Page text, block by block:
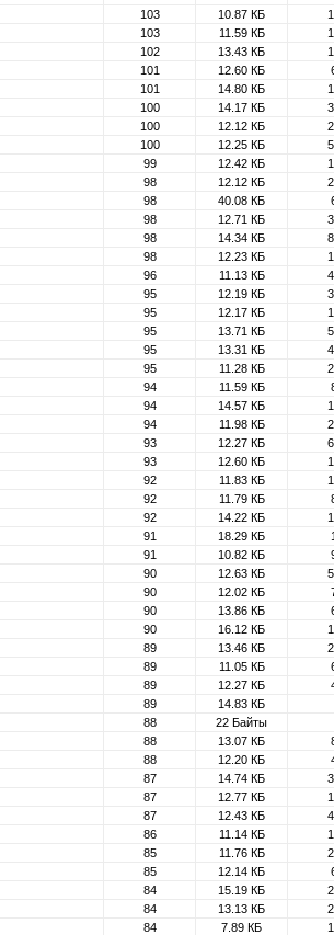
103 10.87 КБ
103 11.59 КБ
102 13.43 КБ
101 12.60 КБ
101 14.80 КБ
100 14.17 КБ
100 12.12 КБ
100 12.25 КБ
99 12.42 КБ
98 12.12 КБ
98 40.08 КБ
98 12.71 КБ
98 14.34 КБ
98 12.23 КБ
96 11.13 КБ
95 12.19 КБ
95 12.17 КБ
95 13.71 КБ
95 13.31 КБ
95 11.28 КБ
94 11.59 КБ
94 14.57 КБ
94 11.98 КБ
93 12.27 КБ
93 12.60 КБ
92 11.83 КБ
92 11.79 КБ
92 14.22 КБ
91 18.29 КБ
1
91 10.82 КБ
90 12.63 КБ
90 12.02 КБ
90 13.86 КБ
90 16.12 КБ
89 13.46 КБ
89 11.05 КБ
89 12.27 КБ
89
14.83 КБ
88
22 Байты
88 13.07 КБ
88 12.20 КБ
87 14.74 КБ
87 12.77 КБ
87 12.43 КБ
86 11.14 КБ
85 11.76 КБ
85 12.14 КБ
84 15.19 КБ
84 13.13 КБ
84 7.89 КБ